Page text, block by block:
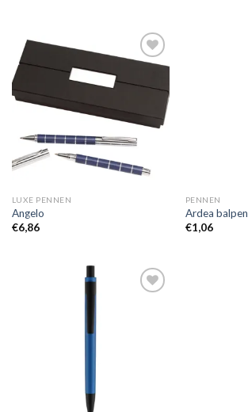
Toevoegen
wenslijst
LUXE PENNEN
Angelo
€6,86
PENNEN
Ardea balpen
€1,06